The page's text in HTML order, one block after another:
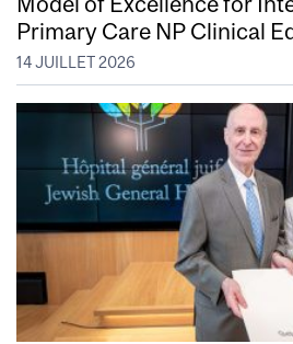
Primary Care NP Clinical
14 JUILLET 2026